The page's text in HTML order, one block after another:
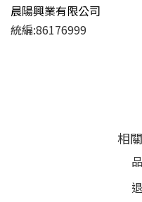
晨陽興業有限公司
統編:86176999
相關資